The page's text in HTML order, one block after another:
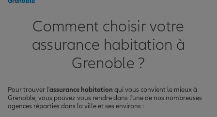
Comment choisir votre
assurance habitation à
Grenoble ?
Pour trouver l'assurance habitation qui vous convient le mieux à
Grenoble, vous pouvez vous rendre dans l'une de nos nombreuses
agences réparties dans la ville et ses environs :